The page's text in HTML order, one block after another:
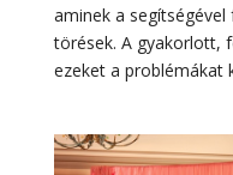
aminek a
törések. A gyakorlott,
ezeket a problémákat